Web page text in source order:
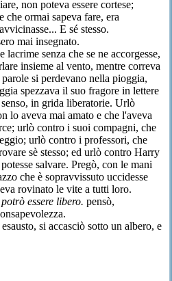
non poteva essere cortese;
che ormai sapeva fare, era
E sé stesso.
mai insegnato.
lacrime senza che se ne accorgesse,
insieme al vento, mentre correva
si perdevano nella pioggia,
spezzava il suo fragore in lettere
in grida liberatorie. Urlò
lo aveva mai amato e che l'aveva
urlò contro i suoi compagni, che
urlò contro i professori, che
sè stesso; ed urlò contro Harry
salvare. Pregò, con le mani
che è sopravvissuto uccidesse
rovinato le vite a tutti loro.
essere libero. pensò,
si accasciò sotto un albero, e